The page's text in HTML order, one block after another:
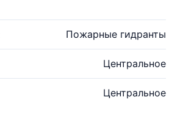
Пожарные гидранты
Центральное
Центральное